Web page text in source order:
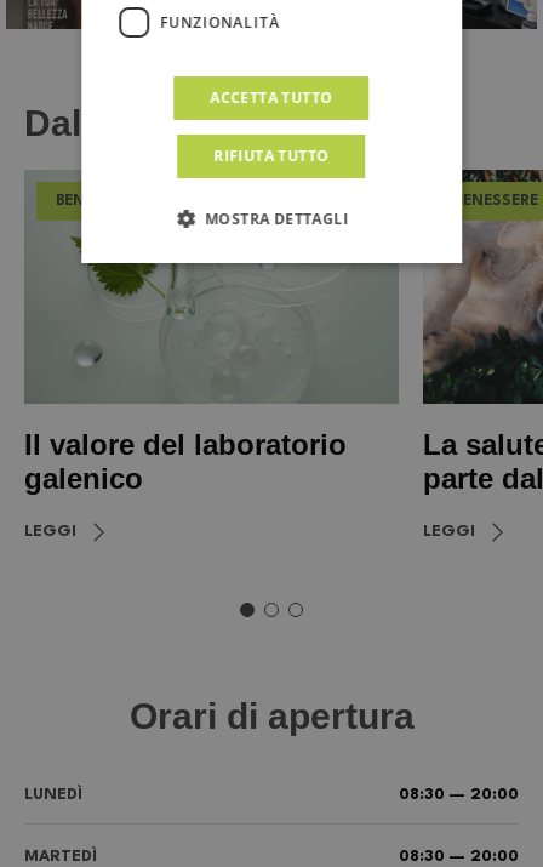
Dal Magazine
BENESSERE
Il valore del laboratorio
galenico
LEGGI
BENESSERE
La
parte
LEGGI
Orari di apertura
LUNEDÌ 08:30 — 20:00
MARTEDÌ 08:30 — 20:00
FUNZIONALITÀ
ACCETTA TUTTO
RIFIUTA TUTTO
MOSTRA DETTAGLI